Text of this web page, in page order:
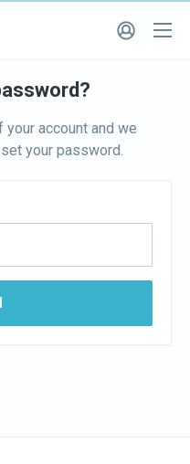
account and we
your password.